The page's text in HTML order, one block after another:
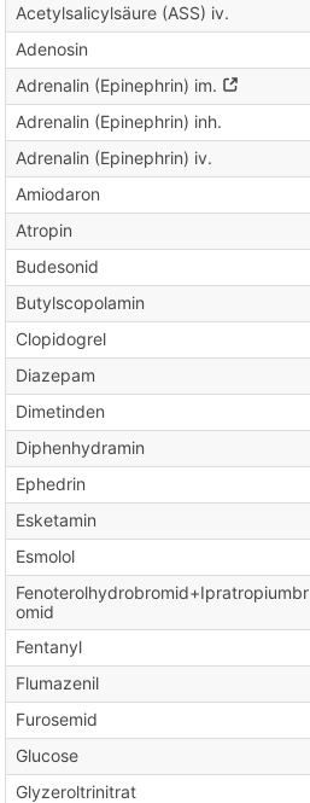
Acetylsalicylsäure (ASS) iv.
Adenosin
Adrenalin (Epinephrin) im.
Adrenalin (Epinephrin) inh.
Adrenalin (Epinephrin) iv.
Amiodaron
Atropin
Budesonid
Butylscopolamin
Clopidogrel
Diazepam
Dimetinden
Diphenhydramin
Ephedrin
Esketamin
Esmolol
Fenoterolhydrobromid+Ipratropiumbr
omid
Fentanyl
Flumazenil
Furosemid
Glucose
Glyzeroltrinitrat